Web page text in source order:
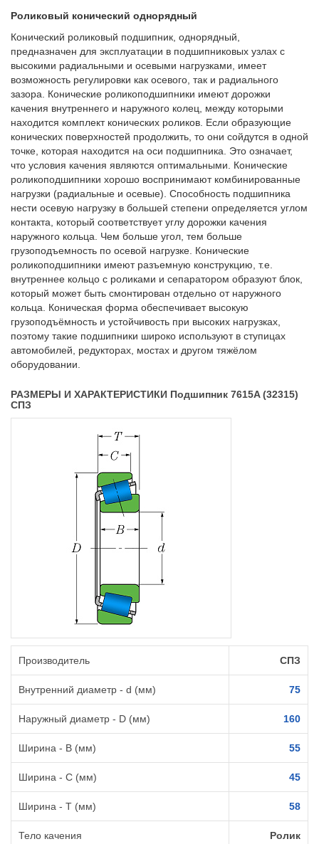
Роликовый конический однорядный
Конический роликовый подшипник, однорядный,
предназначен для эксплуатации в подшипниковых узлах с
высокими радиальными и осевыми нагрузками, имеет
возможность регулировки как осевого, так и радиального
зазора. Конические роликоподшипники имеют дорожки
качения внутреннего и наружного колец, между которыми
находится комплект конических роликов. Если образующие
конических поверхностей продолжить, то они сойдутся в одной
точке, которая находится на оси подшипника. Это означает,
что условия качения являются оптимальными. Конические
роликоподшипники хорошо воспринимают комбинированные
нагрузки (радиальные и осевые). Способность подшипника
нести осевую нагрузку в большей степени определяется углом
контакта, который соответствует углу дорожки качения
наружного кольца. Чем больше угол, тем больше
грузоподъемность по осевой нагрузке. Конические
роликоподшипники имеют разъемную конструкцию, т.е.
внутреннее кольцо с роликами и сепаратором образуют блок,
который может быть смонтирован отдельно от наружного
кольца. Коническая форма обеспечивает высокую
грузоподъёмность и устойчивость при высоких нагрузках,
поэтому такие подшипники широко используют в ступицах
автомобилей, редукторах, мостах и другом тяжёлом
оборудовании.
РАЗМЕРЫ И ХАРАКТЕРИСТИКИ Подшипник 7615A (32315)
СПЗ
Производитель СПЗ
Внутренний диаметр - d (мм) 75
Наружный диаметр - D (мм) 160
Ширина - B (мм) 55
Ширина - C (мм) 45
Ширина - T (мм) 58
Тело качения Ролик